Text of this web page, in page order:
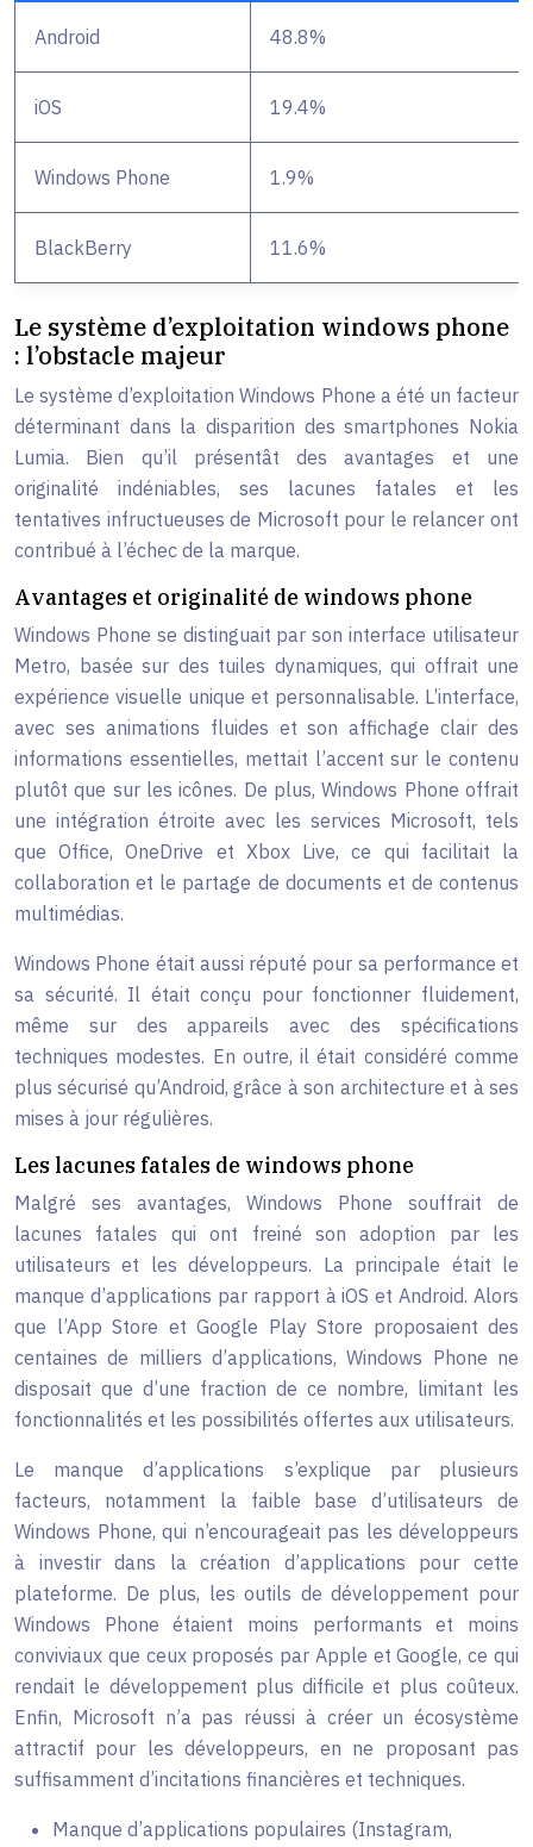
Android 48.8%
iOS 19.4%
Windows Phone 1.9%
BlackBerry 11.6%
Le système d’exploitation windows phone
: l’obstacle majeur
Le système d’exploitation Windows Phone a été un facteur
déterminant dans la disparition des smartphones Nokia
Lumia. Bien qu’il présentât des avantages et une
originalité indéniables, ses lacunes fatales et les
tentatives infructueuses de Microsoft pour le relancer ont
contribué à l’échec de la marque.
Avantages et originalité de windows phone
Windows Phone se distinguait par son interface utilisateur
Metro, basée sur des tuiles dynamiques, qui offrait une
expérience visuelle unique et personnalisable. L’interface,
avec ses animations fluides et son affichage clair des
informations essentielles, mettait l’accent sur le contenu
plutôt que sur les icônes. De plus, Windows Phone offrait
une intégration étroite avec les services Microsoft, tels
que Office, OneDrive et Xbox Live, ce qui facilitait la
collaboration et le partage de documents et de contenus
multimédias.
Windows Phone était aussi réputé pour sa performance et
sa sécurité. Il était conçu pour fonctionner fluidement,
même sur des appareils avec des spécifications
techniques modestes. En outre, il était considéré comme
plus sécurisé qu’Android, grâce à son architecture et à ses
mises à jour régulières.
Les lacunes fatales de windows phone
Malgré ses avantages, Windows Phone souffrait de
lacunes fatales qui ont freiné son adoption par les
utilisateurs et les développeurs. La principale était le
manque d’applications par rapport à iOS et Android. Alors
que l’App Store et Google Play Store proposaient des
centaines de milliers d’applications, Windows Phone ne
disposait que d’une fraction de ce nombre, limitant les
fonctionnalités et les possibilités offertes aux utilisateurs.
Le manque d’applications s’explique par plusieurs
facteurs, notamment la faible base d’utilisateurs de
Windows Phone, qui n’encourageait pas les développeurs
à investir dans la création d’applications pour cette
plateforme. De plus, les outils de développement pour
Windows Phone étaient moins performants et moins
conviviaux que ceux proposés par Apple et Google, ce qui
rendait le développement plus difficile et plus coûteux.
Enfin, Microsoft n’a pas réussi à créer un écosystème
attractif pour les développeurs, en ne proposant pas
suffisamment d’incitations financières et techniques.
Manque d’applications populaires (Instagram,